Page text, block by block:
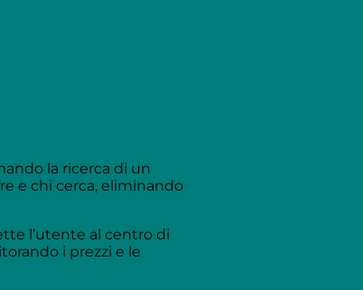
la ricerca di un
e chi cerca, eliminando
l’utente al centro di
i prezzi e le